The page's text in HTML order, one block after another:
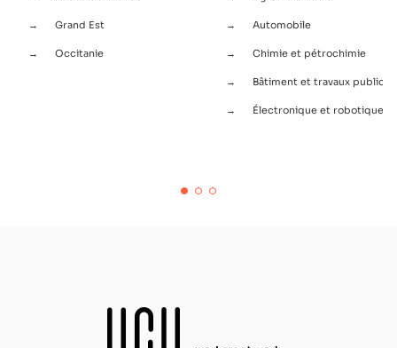
Grand Est
Occitanie
Automobile
Chimie et pétrochimie
Bâtiment et travaux publics
Électronique et robotique